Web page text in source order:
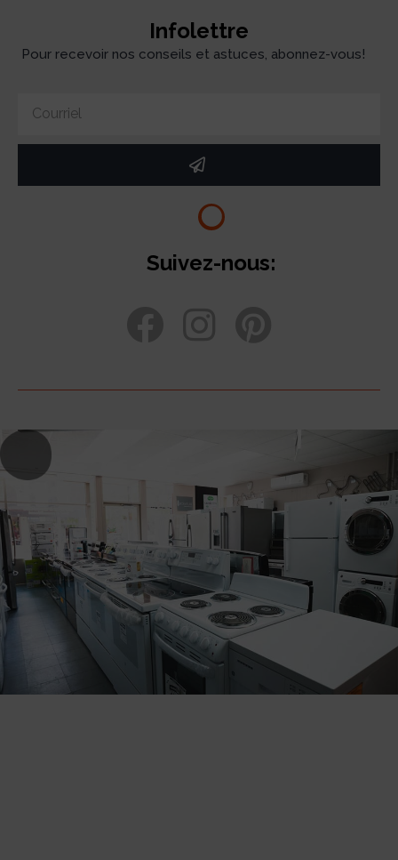
Infolettre
Pour recevoir nos conseils et astuces, abonnez-vous!
Suivez-nous: